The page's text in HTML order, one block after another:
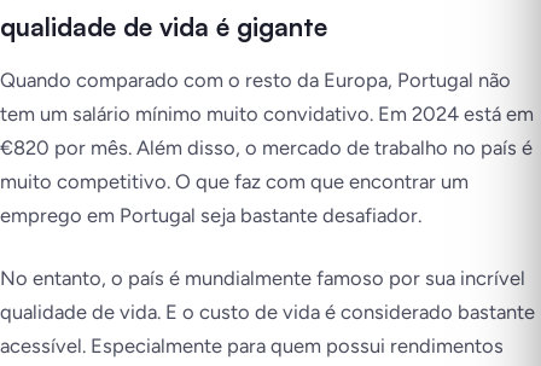
qualidade de vida é gigante
Quando comparado com o resto da Europa, Portugal não
tem um salário mínimo muito convidativo. Em 2024 está em
€820 por mês. Além disso, o mercado de trabalho no país é
muito competitivo. O que faz com que encontrar um
emprego em Portugal seja bastante desafiador.
No entanto, o país é mundialmente famoso por sua incrível
qualidade de vida. E o custo de vida é considerado bastante
acessível. Especialmente para quem possui rendimentos